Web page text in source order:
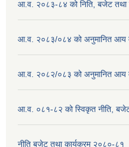
आ.व. २०८३-८४ को निति, बजेट तथा
आ.व. २०८३/०८४ को अनुमानित आय
आ.व. २०८२/०८३ को अनुमानित आय
आ.व. ०८१-८२ को स्विकृत नीति, बजेट
नीति बजेट तथा कार्यक्रम २०८०-८१